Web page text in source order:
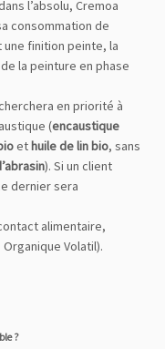
l’absolu, Cremoa
consommation de
finition peinte, la
la peinture en phase
en priorité à
(encaustique
ethuile de lin bio, sans
). Si un client
dernier sera
alimentaire,
Volatil).
?